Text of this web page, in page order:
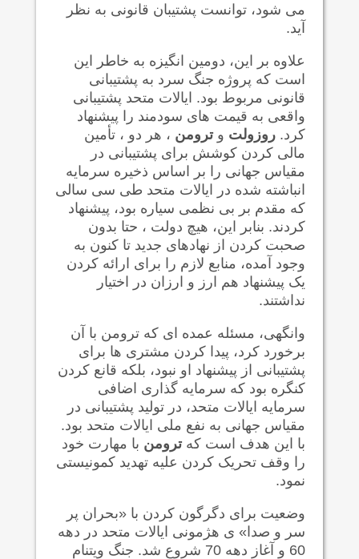
می شود، توانست پشتیبان قانونی به نظر
آید.
علاوه بر این، دومین انگیزه به خاطر این
است که پروژه جنگ سرد به پشتیبانی
قانونی مربوط بود. ایالات متحد پشتیبانی
واقعی به قیمت های سودمند را پیشنهاد
کرد.روزولت وترومن ، هر دو ، تأمین
مالی کردن کوشش برای پشتیبانی در
مقیاس جهانی را بر اساس ذخیره سرمایه
انباشته شده در ایالات متحد طی سی سالی
که مقدم بر بی نظمی سیاره بود، پیشنهاد
کردند. بنابر این، هیچ دولت ، حتا بدون
صحبت کردن از نهادهای جدید تا کنون به
وجود آمده، منابع لازم را برای ارائه کردن
یک پیشنهاد هم ارز و ارزان در اختیار
نداشتند.
وانگهی، مسئله عمده ای که ترومن با آن
برخورد کرد، پیدا کردن مشتری ها برای
پشتیبانی از پیشنهاد او نبود، بلکه قانع کردن
کنگره بود که سرمایه گذاری اضافی
سرمایه ایالات متحد، در تولید پشتیبانی در
مقیاس جهانی به نفع ملی ایالات متحد بود.
با این هدف است کهترومن با مهارت خود
را وقف تحریک کردن علیه تهدید کمونیستی
نمود.
وضعیت برای دگرگون کردن با «بحران پر
سر و صدا» ی هژمونی ایالات متحد در دهه
60 و آغاز دهه 70 شروع شد. جنگ ویتنام